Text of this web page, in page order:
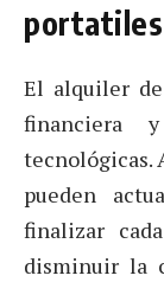
portatiles
El alquiler
financiera
tecnológicas.
pueden
finalizar
disminuir la